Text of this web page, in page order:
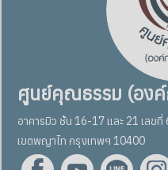
ศูนย์คุณธรรม (องค์
อาคารมิว ชั้น 16-17 และ 21 เลข
เขตพญาไท กรุงเทพฯ 10400